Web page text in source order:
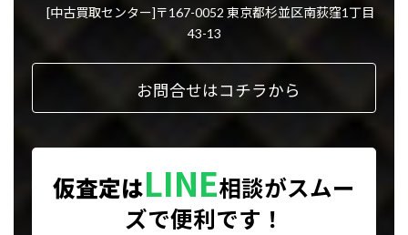
[中古買取センター]〒167-0052 東京都杉並区南荻窪1丁目
43-13
お問合せはコチラから
仮査定はLINE相談がスムー
ズで便利です！